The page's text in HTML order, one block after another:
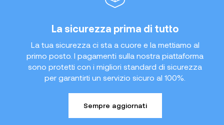
La sicurezza prima di tutto
La tua sicurezza ci sta a cuore e la mettiamo al
primo posto. I pagamenti sulla nostra piattaforma
sono protetti con i migliori standard di sicurezza
per garantirti un servizio sicuro al 100%.
Sempre aggiornati